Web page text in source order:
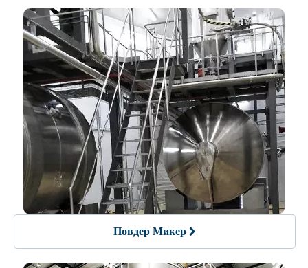
Повдер Микер